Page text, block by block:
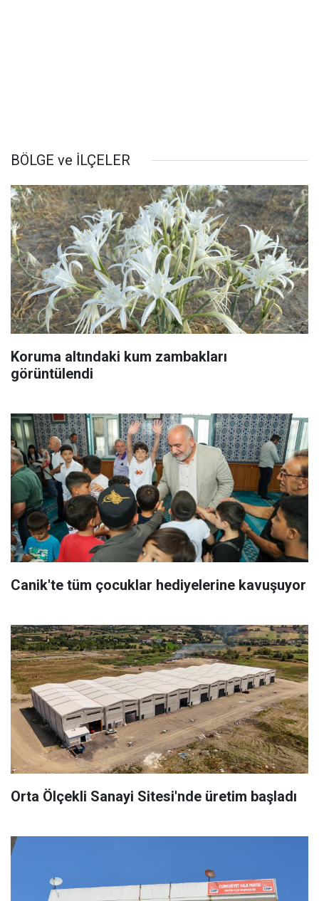
BÖLGE ve İLÇELER
Koruma altındaki kum zambakları
görüntülendi
Canik'te tüm çocuklar hediyelerine kavuşuyor
Orta Ölçekli Sanayi Sitesi'nde üretim başladı